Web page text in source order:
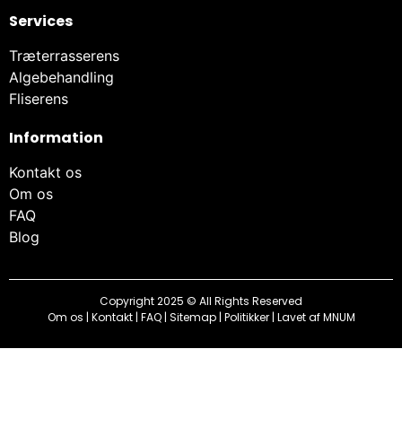
Services
Træterrasserens
Algebehandling
Fliserens
Information
Kontakt os
Om os
FAQ
Blog
Copyright 2025 © All Rights Reserved
Om os | Kontakt| FAQ| Sitemap| Politikker| Lavet afMNUM